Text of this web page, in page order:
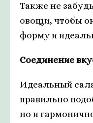
Также не
овощи, чтобы
форму и
Соединение
Идеальный
правильно
но и